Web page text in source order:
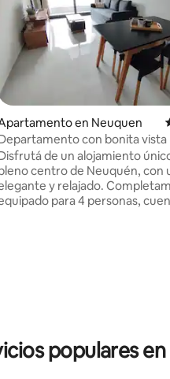
4.86 de 5, 138 reseñas
en Neuquen
con bonita vista
de un alojamiento
centro de Neuquén, con
y relajado.
para 4 personas,
populares